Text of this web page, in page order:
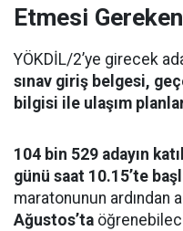
Etmesi
YÖKDİL/2’ye girecek
sınav giriş belgesi,
bilgisi ile ulaşım
104 bin 529 adayın
günü saat 10.15’te
maratonunun ardından
Ağustos’ta